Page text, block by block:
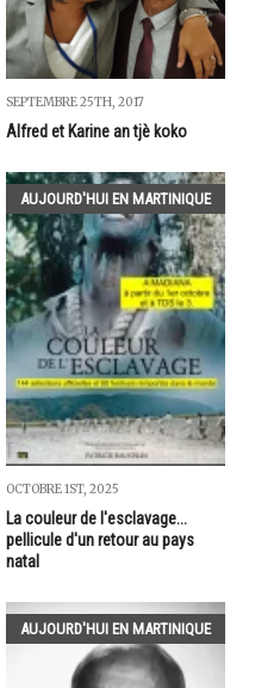
SEPTEMBRE 25TH, 2017
Alfred et Karine an tjè koko
AUJOURD'HUI EN MARTINIQUE
OCTOBRE 1ST, 2025
La couleur de l'esclavage...
pellicule d'un retour au pays
natal
AUJOURD'HUI EN MARTINIQUE